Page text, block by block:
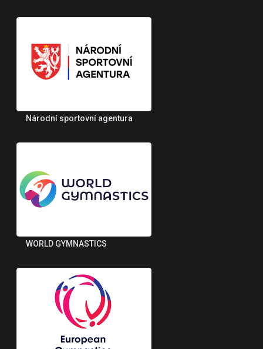
Národní sportovní agentura
WORLD GYMNASTICS